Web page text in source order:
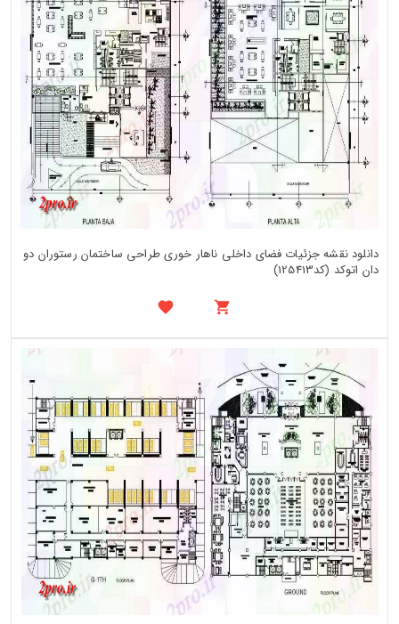
دانلود نقشه جزئیات فضای داخلی ناهار خوری طراحی ساختمان رستوران دو
دان اتوکد (کد125413)